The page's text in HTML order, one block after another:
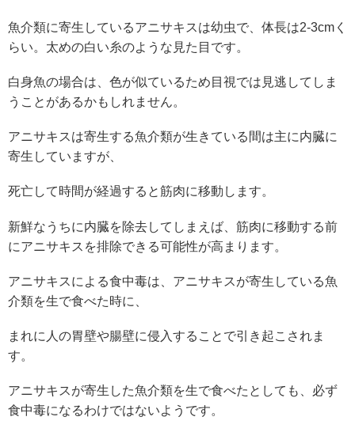
魚介類に寄生しているアニサキスは幼虫で、体長は2-3cmく
らい。太めの白い糸のような見た目です。
白身魚の場合は、色が似ているため目視では見逃してしま
うことがあるかもしれません。
アニサキスは寄生する魚介類が生きている間は主に内臓に
寄生していますが、
死亡して時間が経過すると筋肉に移動します。
新鮮なうちに内臓を除去してしまえば、筋肉に移動する前
にアニサキスを排除できる可能性が高まります。
アニサキスによる食中毒は、アニサキスが寄生している魚
介類を生で食べた時に、
まれに人の胃壁や腸壁に侵入することで引き起こされま
す。
アニサキスが寄生した魚介類を生で食べたとしても、必ず
食中毒になるわけではないようです。